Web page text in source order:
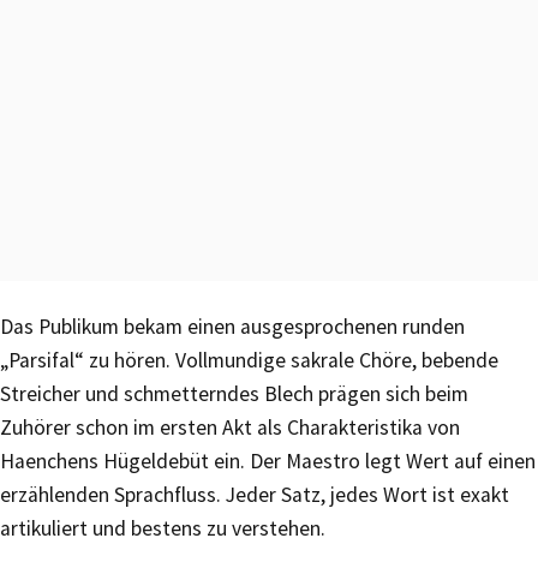
Das Publikum bekam einen ausgesprochenen runden
„Parsifal“ zu hören. Vollmundige sakrale Chöre, bebende
Streicher und schmetterndes Blech prägen sich beim
Zuhörer schon im ersten Akt als Charakteristika von
Haenchens Hügeldebüt ein. Der Maestro legt Wert auf einen
erzählenden Sprachfluss. Jeder Satz, jedes Wort ist exakt
artikuliert und bestens zu verstehen.